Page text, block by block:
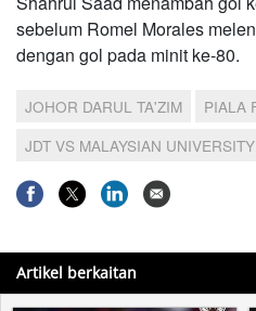
sebelum Romel Morales
dengan gol pada minit ke-80.
JOHOR DARUL TA'ZIM
PIALA
JDT VS MALAYSIAN UNIVERSITY
Artikel berkaitan